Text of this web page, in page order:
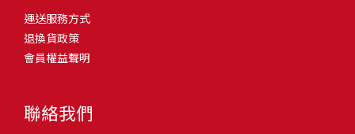
和獨立能力。 幼犬訓練常見問題Q1: 幾個月大的幼犬最適合開始訓
練？A: 訓練可從幼犬到家首日開始（約8-10週大）。3-16週是社會
化黃金期，每次訓練控制在5-10分鐘內。Q2: 幼犬如廁訓練需要多久
屬啃咬玩具作替代品，發現不當啃咬時堅定說「不」，並引導至適
熱，水分流失快，腸道可能變得敏感，導致糞便變軟或拉稀。如果
換季時沒有適當調整環境，貓咪的腸胃就可能跟著「鬧脾氣」。冬
天注意保暖，提供暖墊、厚毯，避免冷風直吹。夏天補充水分，可
像是開冷氣又突然關掉，容易讓貓咪腸胃受影響。重點提醒：換季
時，記得關心貓咪的腸胃狀況，適當調整環境，幫助毛孩適應！ 貓
活中輕鬆改善看到滿屋子的貓毛是不是很抓狂？別擔心！其實只要
透過一些簡單的日常照護方式，就能有效減少貓咪掉毛情況。從梳
毛、洗澡到增加互動和營養調整，這些小撇步不僅能幫助貓咪維持
行動吧！ 預防貓掉毛方法1：勤勞梳毛養貓必備神器就是各種梳子
啦！勤勞梳毛是最直接有效的掉毛控制方法。定期梳理可以幫貓咪
的紙箱。建議一開始可以購買單價較低的入門款，觀察一下貓咪的
使用狀況，再考慮購買「豪宅」！ 項目費用用品貓碗$300貓窩
$500貓跳台$1,500貓砂盆$500貓抓板$300外出籠$1,000一次性養貓
咪是非常需要安全感的動物，可以準備一個專屬他的「寶座」，當
運送服務方式
退換貨政策
會員權益聲明
聯絡我們